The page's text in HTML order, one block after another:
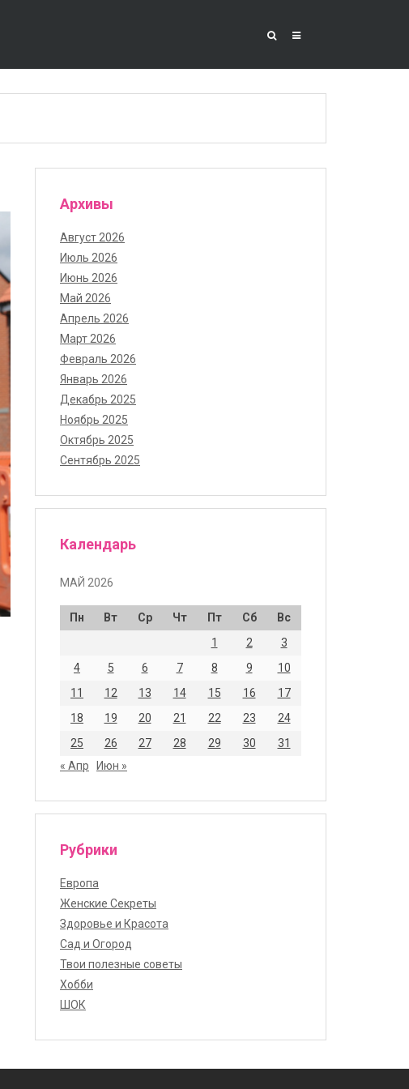
Архивы
Август 2026
Июль 2026
Июнь 2026
Май 2026
Апрель 2026
Март 2026
Февраль 2026
Январь 2026
Декабрь 2025
Ноябрь 2025
Октябрь 2025
Сентябрь 2025
Календарь
МАЙ 2026
Пн Вт Ср Чт Пт Сб
Вс
1
2
3
4
5 6 7 8 9
10
11
12 13 14 15 16
17
18
19 20 21 22 23
24
25
26 27 28 29 30
31
« Апр
Июн »
Рубрики
Европа
Женские Секреты
Здоровье и Красота
Сад и Огород
Твои полезные советы
Хобби
ШОК